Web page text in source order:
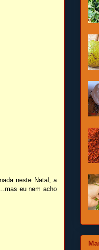
neste Natal, a
eu nem acho